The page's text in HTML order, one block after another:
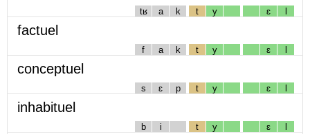
tʁ a k t y ɛ l
factuel
f a k t y ɛ l
conceptuel
s ɛ p t y ɛ l
inhabituel
b i t y ɛ l